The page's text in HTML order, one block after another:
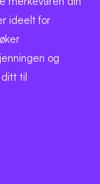
ideelt for
og
til